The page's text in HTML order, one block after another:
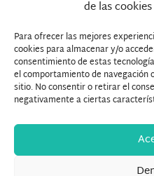
de las cookies
Para ofrecer las mejores
cookies para almacenar y/o
consentimiento de estas
el comportamiento de navegación
sitio. No consentir o retirar el
negativamente a ciertas
Alquiler plató de grabación
Descarga Dossier Banzai
Descarga imagenes Plató
¿Quieres trabajar con